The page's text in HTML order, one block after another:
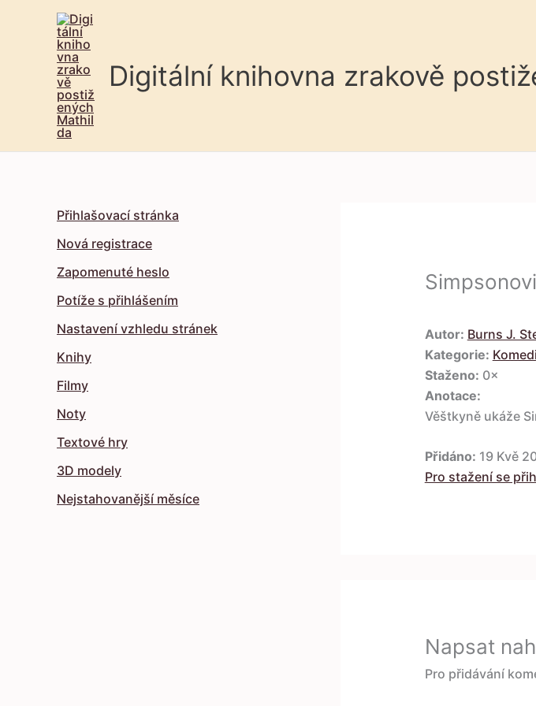
Digitální knihovna zrakově
Přihlašovací stránka
Nová registrace
Zapomenuté heslo
Potíže s přihlášením
Nastavení vzhledu stránek
Knihy
Filmy
Noty
Textové hry
3D modely
Nejstahovanější měsíce
Autor: Burns J.
Kategorie:
Staženo: 0×
Anotace:
Věštkyně ukáže
Přidáno: 19 Kvě
Pro stažení se
Napsat
Pro přidávání